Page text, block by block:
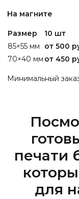
На магните
Размер 10 шт
85×55 мм
от 500
70×40 мм от 450
Минимальный
печати
для